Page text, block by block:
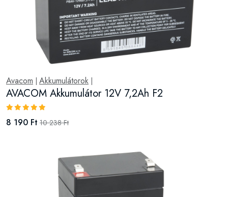
Avacom Akkumulátorok
AVACOM Akkumulátor 12V 7,2Ah F2
8 190 Ft 10 238 Ft